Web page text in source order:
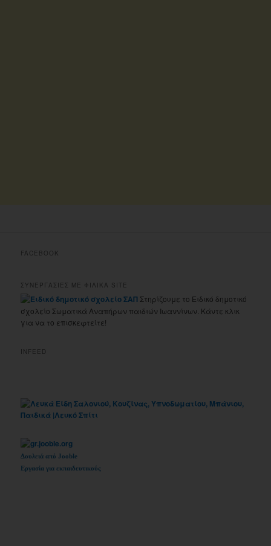
FACEBOOK
ΣΥΝΕΡΓΑΣΙΕΣ ΜΕ ΦΙΛΙΚΑ SITE
Στηρίζουμε το Ειδικό δημοτικό
σχολείο Σωματικά Αναπήρων παιδιών Ιωαννίνων. Κάντε κλικ
για να το επισκεφτείτε!
INFEED
Δουλειά από Jooble
Εργασία για εκπαιδευτικούς